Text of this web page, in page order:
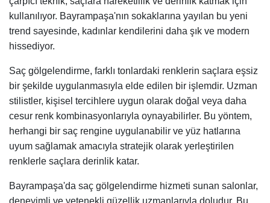
kullanılıyor. Bayrampaşa'nın sokaklarına yayılan bu yeni
trend sayesinde, kadınlar kendilerini daha şık ve modern
hissediyor.
Saç gölgelendirme, farklı tonlardaki renklerin saçlara eşsiz
bir şekilde uygulanmasıyla elde edilen bir işlemdir. Uzman
stilistler, kişisel tercihlere uygun olarak doğal veya daha
cesur renk kombinasyonlarıyla oynayabilirler. Bu yöntem,
herhangi bir saç rengine uygulanabilir ve yüz hatlarına
uyum sağlamak amacıyla stratejik olarak yerleştirilen
renklerle saçlara derinlik katar.
Bayrampaşa'da saç gölgelendirme hizmeti sunan salonlar,
deneyimli ve yetenekli güzellik uzmanlarıyla doludur. Bu